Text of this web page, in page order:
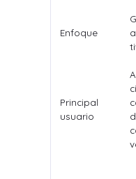
Enfoque
Principal
usuario
d,